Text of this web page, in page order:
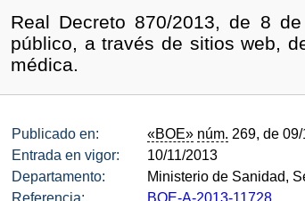
Real Decreto 870/2013, de 8
público, a través de sitios web,
médica.
Publicado en: «BOE» núm. 269, de
Entrada en vigor:
10/11/2013
Departamento:
Ministerio de Sanidad,
Referencia:
BOE-A-2013-11728